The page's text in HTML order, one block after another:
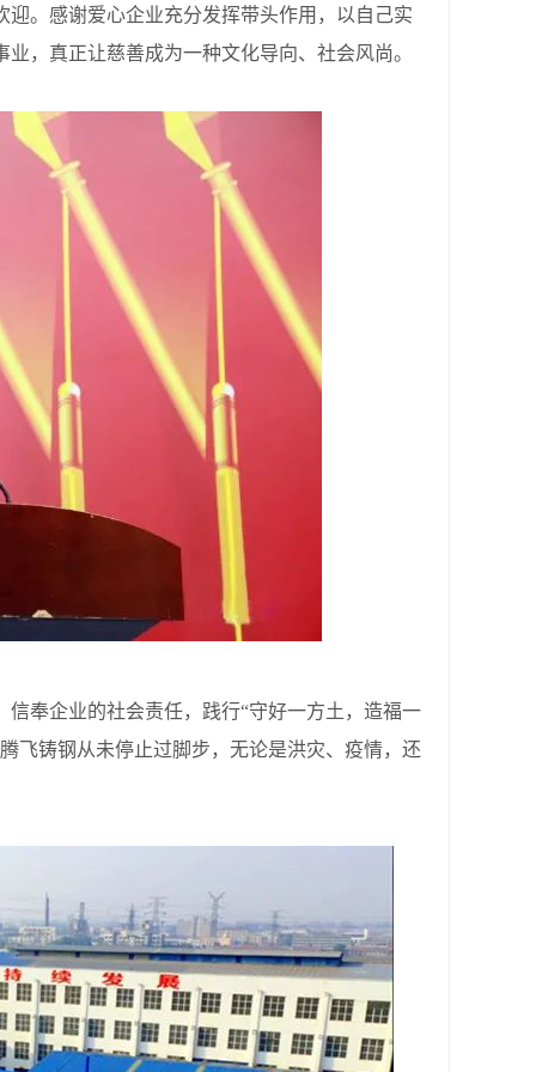
。感谢爱心企业充分发挥带头作用，以自己实
，真正让慈善成为一种文化导向、社会风尚。
奉企业的社会责任，践行“守好一方土，造福一
飞铸钢从未停止过脚步，无论是洪灾、疫情，还